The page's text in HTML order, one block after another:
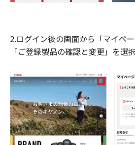
2.ログイン後の画面から「マイペー
「ご登録製品の確認と変更」を選択